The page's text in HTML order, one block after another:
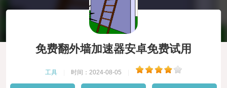
免费翻外墙加速器安卓免费试用
工具 时间：2024-08-05